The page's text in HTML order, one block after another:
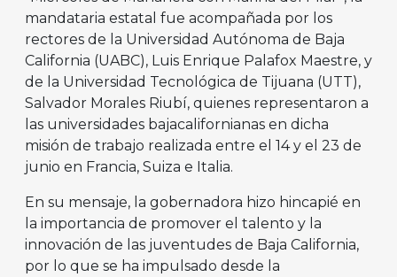
mandataria estatal fue acompañada por los
rectores de la Universidad Autónoma de Baja
California (UABC), Luis Enrique Palafox Maestre, y
de la Universidad Tecnológica de Tijuana (UTT),
Salvador Morales Riubí, quienes representaron a
las universidades bajacalifornianas en dicha
misión de trabajo realizada entre el 14 y el 23 de
junio en Francia, Suiza e Italia.
En su mensaje, la gobernadora hizo hincapié en
la importancia de promover el talento y la
innovación de las juventudes de Baja California,
por lo que se ha impulsado desde la